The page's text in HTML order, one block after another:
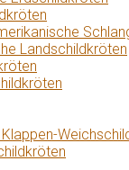
Landschildkröten